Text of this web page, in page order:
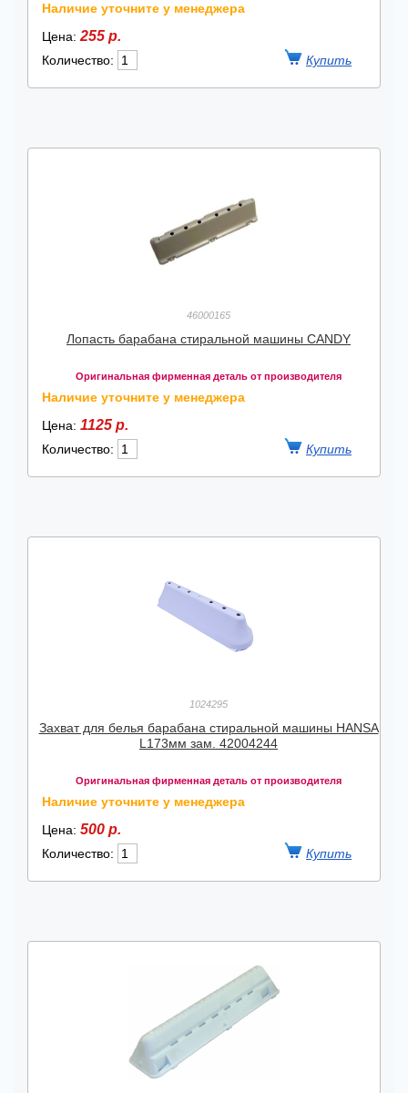
Наличие уточните у менеджера
Цена: 255 р.
Количество:
46000165
Лопасть барабана стиральной машины CANDY
Оригинальная фирменная деталь от производителя
Наличие уточните у менеджера
Цена: 1125 р.
Количество:
1024295
Захват для белья барабана стиральной машины HANSA
L173мм зам. 42004244
Оригинальная фирменная деталь от производителя
Наличие уточните у менеджера
Цена: 500 р.
Количество: